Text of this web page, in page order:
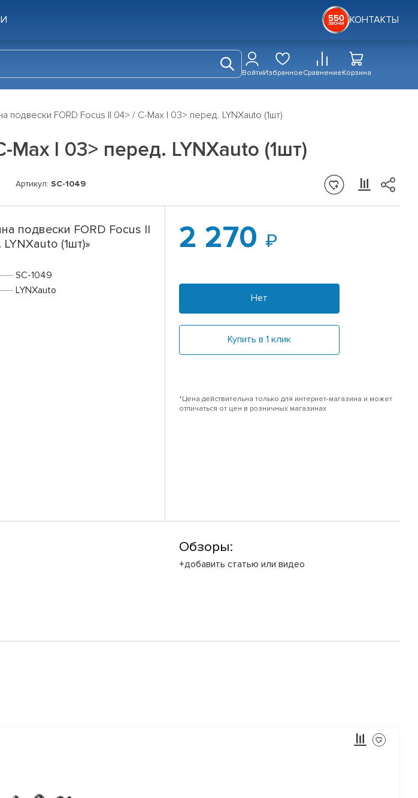
КОНТАКТЫ
ВойтиИзбранноеСравнениеКорзина
подвески FORD Focus II 04> / C-Max I 03> перед. LYNXauto (1шт)
I 03> перед. LYNXauto (1шт)
Артикул: SC-1049
подвески FORD Focus II
(1шт)»
SC-1049
LYNXauto
2 270
Нет
Купить в 1 клик
*Цена действительна только для интернет-магазина и может
отличаться от цен в розничных магазинах
Обзоры:
+добавить статью или видео